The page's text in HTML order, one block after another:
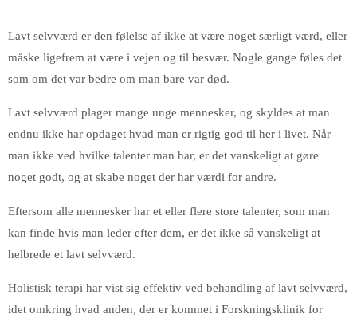
Lavt selvværd er den følelse af ikke at være noget særligt værd, eller
måske ligefrem at være i vejen og til besvær. Nogle gange føles det
som om det var bedre om man bare var død.
Lavt selvværd plager mange unge mennesker, og skyldes at man
endnu ikke har opdaget hvad man er rigtig god til her i livet. Når
man ikke ved hvilke talenter man har, er det vanskeligt at gøre
noget godt, og at skabe noget der har værdi for andre.
Eftersom alle mennesker har et eller flere store talenter, som man
kan finde hvis man leder efter dem, er det ikke så vanskeligt at
helbrede et lavt selvværd.
Holistisk terapi har vist sig effektiv ved behandling af lavt selvværd,
idet omkring hvad anden, der er kommet i Forskningsklinik for